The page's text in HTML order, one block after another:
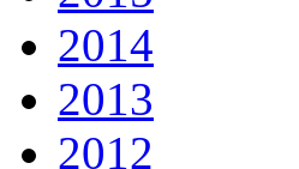
2014
2013
2012